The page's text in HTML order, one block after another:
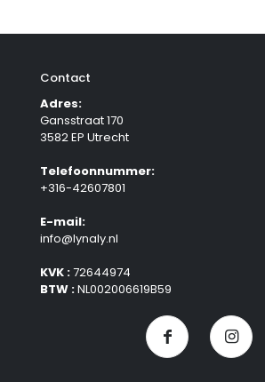
Contact
Adres:
Gansstraat 170
3582 EP Utrecht
Telefoonnummer:
+316-42607801
E-mail:
info@lynaly.nl
KVK :72644974
BTW :NL002006619B59